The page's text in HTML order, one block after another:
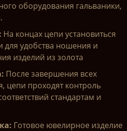
оборудования гальваники,
На концах цепи установиться
для удобства ношения и
изделий из золота
После завершения всех
цепи проходят контроль
стандартам и
Готовое ювелирное изделие